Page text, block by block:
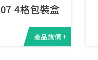
4格包裝盒
產品詢價 +